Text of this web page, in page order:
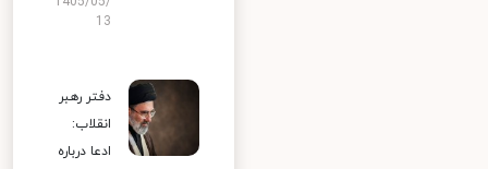
13
دفتر رهبر
انقلاب:
ادعا درباره